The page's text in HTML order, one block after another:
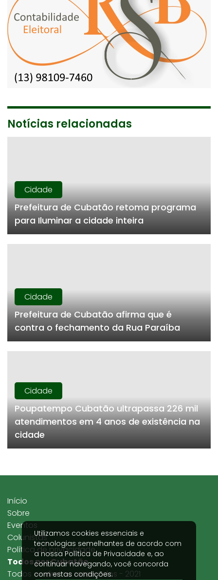
Notícias relacionadas
Cidade
Prefeitura de Cubatão retoma programa
para Iluminar a cidade inteira
Cidade
Prefeitura de Cubatão afirma que é
contra o fechamento da Rua Paraíba
Cidade
Poupatempo Cubatão ultrapassa 226 mil
atendimentos em 4 anos de existência na
cidade
Utilizamos cookies essenciais e
tecnologias semelhantes de acordo com
a nossaPolítica de Privacidade e, ao
continuar navegando, você concorda
com estas condições.
Todos por Cubatão
Todos os direitos reservados - 2021
Início
Sobre
Eventos
Colunistas
Política de privacidade